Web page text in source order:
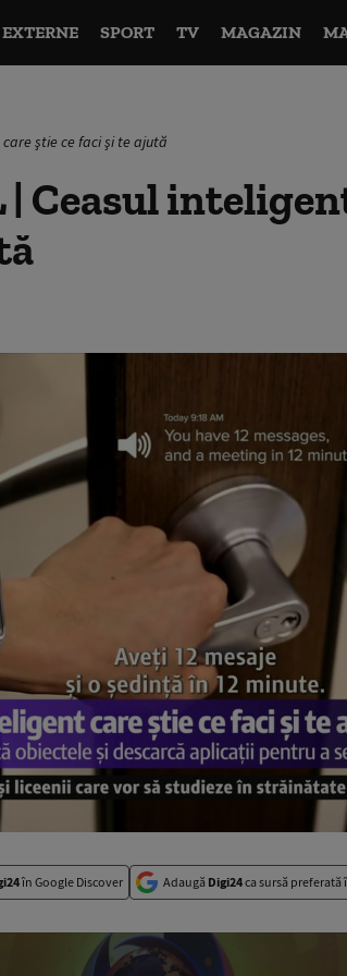
EXTERNE SPORT TV MAGAZIN
care ştie ce faci şi te ajută
Ceasul
în Google Discover Adaugă Digi24ca sursă preferată